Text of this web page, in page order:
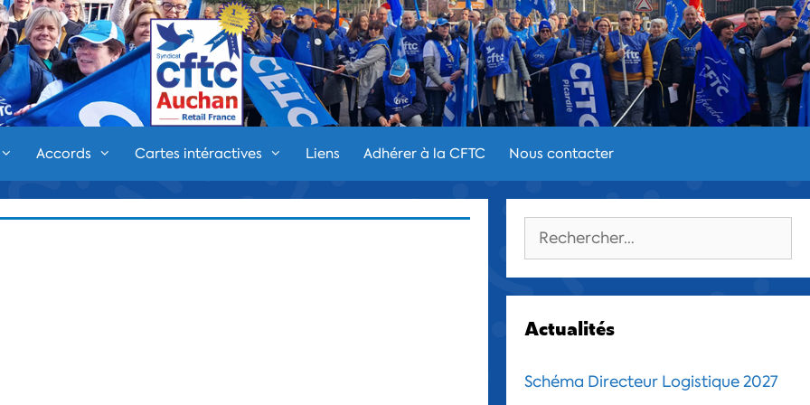
Accords Cartes intéractives Liens Adhérer à la CFTC Nous contacter
Rechercher :
Actualités
Schéma Directeur Logistique 2027